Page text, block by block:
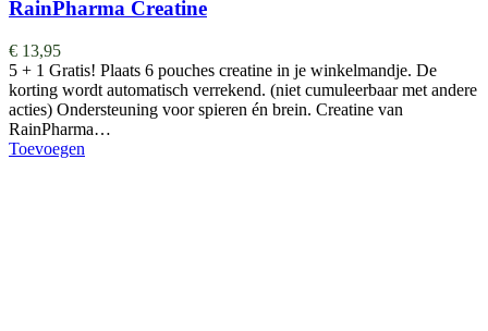
RainPharma Creatine
€ 13,95
5 + 1 Gratis! Plaats 6 pouches creatine in je winkelmandje. De
korting wordt automatisch verrekend. (niet cumuleerbaar met andere
acties) Ondersteuning voor spieren én brein. Creatine van
RainPharma…
Toevoegen